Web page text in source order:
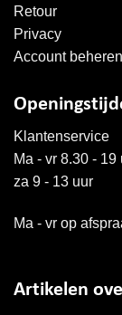
Retour
Privacy
Account beheren
Klantenservice
Ma - vr 8.30 - 19
za 9 - 13 uur
Ma - vr op
Artikelen